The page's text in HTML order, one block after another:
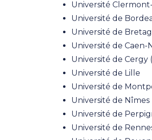
Université
Université de
Université de
Université de Caen-
Université de Cergy
Université de Lille
Université de
Université de Nîmes
Université de
Université de